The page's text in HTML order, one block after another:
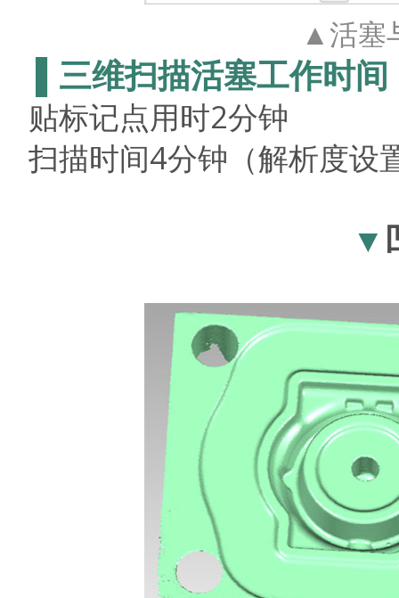
▲活塞
▌三维扫描活塞工作时间
贴标记点用时2分钟
扫描时间4分钟（解析度设
▼